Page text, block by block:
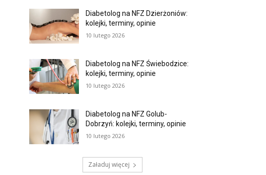
Diabetolog na NFZ Dzierżoniów:
kolejki, terminy, opinie
10 lutego 2026
Diabetolog na NFZ Świebodzice:
kolejki, terminy, opinie
10 lutego 2026
Diabetolog na NFZ Golub-
Dobrzyń: kolejki, terminy, opinie
10 lutego 2026
Załaduj więcej